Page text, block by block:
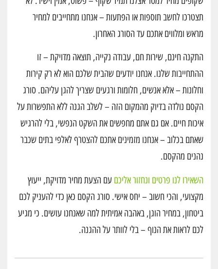
תצטרכו לחשב תוספות או הפתעות – אנחנו מתחייבים למחיר
מראש ומלווים אתכם עד הסורג האחרון.
התקנה חינם, שירות חם, עבודה נקייה, תוצאה מדויקת – זו
ההתחייבות שלנו. אנחנו יודעים שהבית שלכם הוא לא רק קירות
וחלונות – אלא אנשים, חלומות ורגעים שצריך להגן עליהם. סורג
הקסם נולדה בדיוק מהמקום הזה – לשלב הגנה ללא התפשרות על
איכות חיים. אם גם אתם מחפשים את השקט הנפשי, בלי להרגיש
שאתם בכלוב – אנחנו מזמינים אתכם להצטרף לאלפי בתים שכבר
נהנים מהקסם.
השאירו לנו פרטים ונחזור אליכם עם הצעת מחיר מדויקת, ייעוץ
מקצועי, והכי חשוב – יחס אישי. סורג הקסם כאן כדי להעניק לכם
ביטחון, במחיר הוגן, באהבה אמיתית למה שאנחנו עושים. כי מגיע
לכם לראות את הנוף – בלי לוותר על ההגנה.